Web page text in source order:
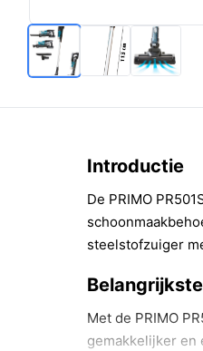
Introductie
De PRIMO
steelstofzuiger
Met de PRIMO
gemakkelijker en